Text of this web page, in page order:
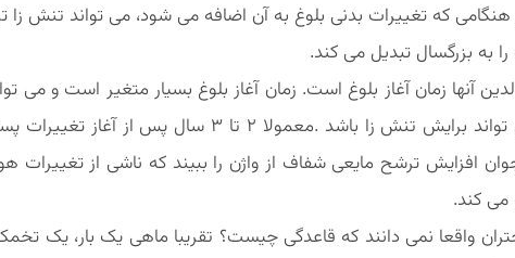
که تغییرات بدنی بلوغ به آن اضافه می شود، می تواند تنش
به بزرگسال تبدیل می کند.
در پایان این طیف سنی است، این مسأله می تواند
افزایش ترشح مایعی شفاف از واژن را ببیند که ناشی از تغییرات
می کند.
واقعا نمی دانند که قاعدگی چیست؟ تقریبا ماهی یک بار، یک